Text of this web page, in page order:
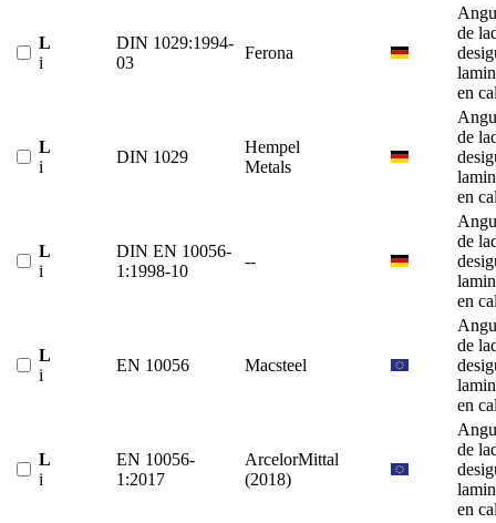
L
i
DIN 1029:1994-
03
Ferona
de
en
L
i
DIN 1029
Hempel
Metals
de
en
L
i
DIN EN 10056-
1:1998-10
--
de
en
L
i
EN 10056 Macsteel
de
en
L
i
EN 10056-
1:2017
ArcelorMittal
(2018)
de
en